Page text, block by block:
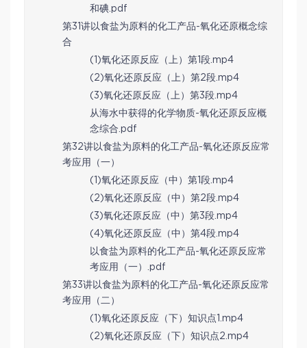
和碘.pdf
第31讲以食盐为原料的化工产品-氧化还原概念综
合
(1)氧化还原反应（上）第1段.mp4
(2)氧化还原反应（上）第2段.mp4
(3)氧化还原反应（上）第3段.mp4
从海水中获得的化学物质-氧化还原反应概
念综合.pdf
第32讲以食盐为原料的化工产品-氧化还原反应常
考应用（一）
(1)氧化还原反应（中）第1段.mp4
(2)氧化还原反应（中）第2段.mp4
(3)氧化还原反应（中）第3段.mp4
(4)氧化还原反应（中）第4段.mp4
以食盐为原料的化工产品-氧化还原反应常
考应用（一）.pdf
第33讲以食盐为原料的化工产品-氧化还原反应常
考应用（二）
(1)氧化还原反应（下）知识点1.mp4
(2)氧化还原反应（下）知识点2.mp4